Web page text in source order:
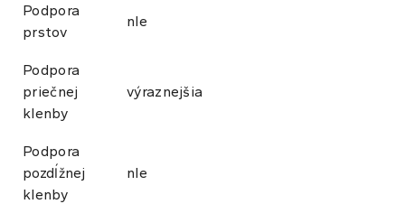
Podpora
prstov
nIe
Podpora
priečnej
klenby
výraznejšia
Podpora
pozdĺžnej
klenby
nIe